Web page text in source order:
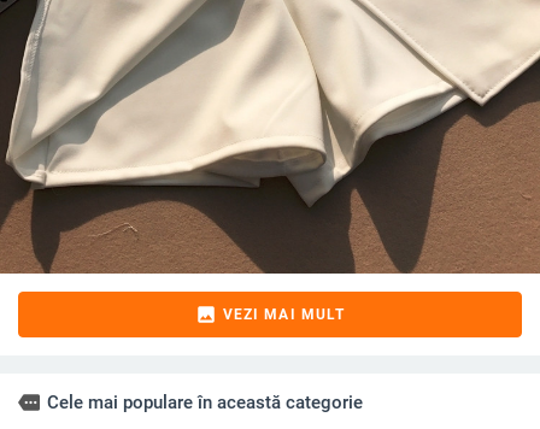
image VEZI MAI MULT
more Cele mai populare în această categorie